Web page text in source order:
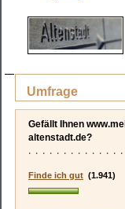
Umfrage
Gefällt Ihnen
altenstadt.de?
Finde ich gut (1.941)